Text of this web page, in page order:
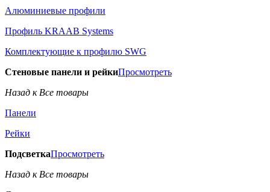
Алюминиевые профили
Профиль KRAAB Systems
Комплектующие к профилю SWG
Стеновые панели и рейкиПросмотреть
Назад к Все товары
Панели
Рейки
ПодсветкаПросмотреть
Назад к Все товары